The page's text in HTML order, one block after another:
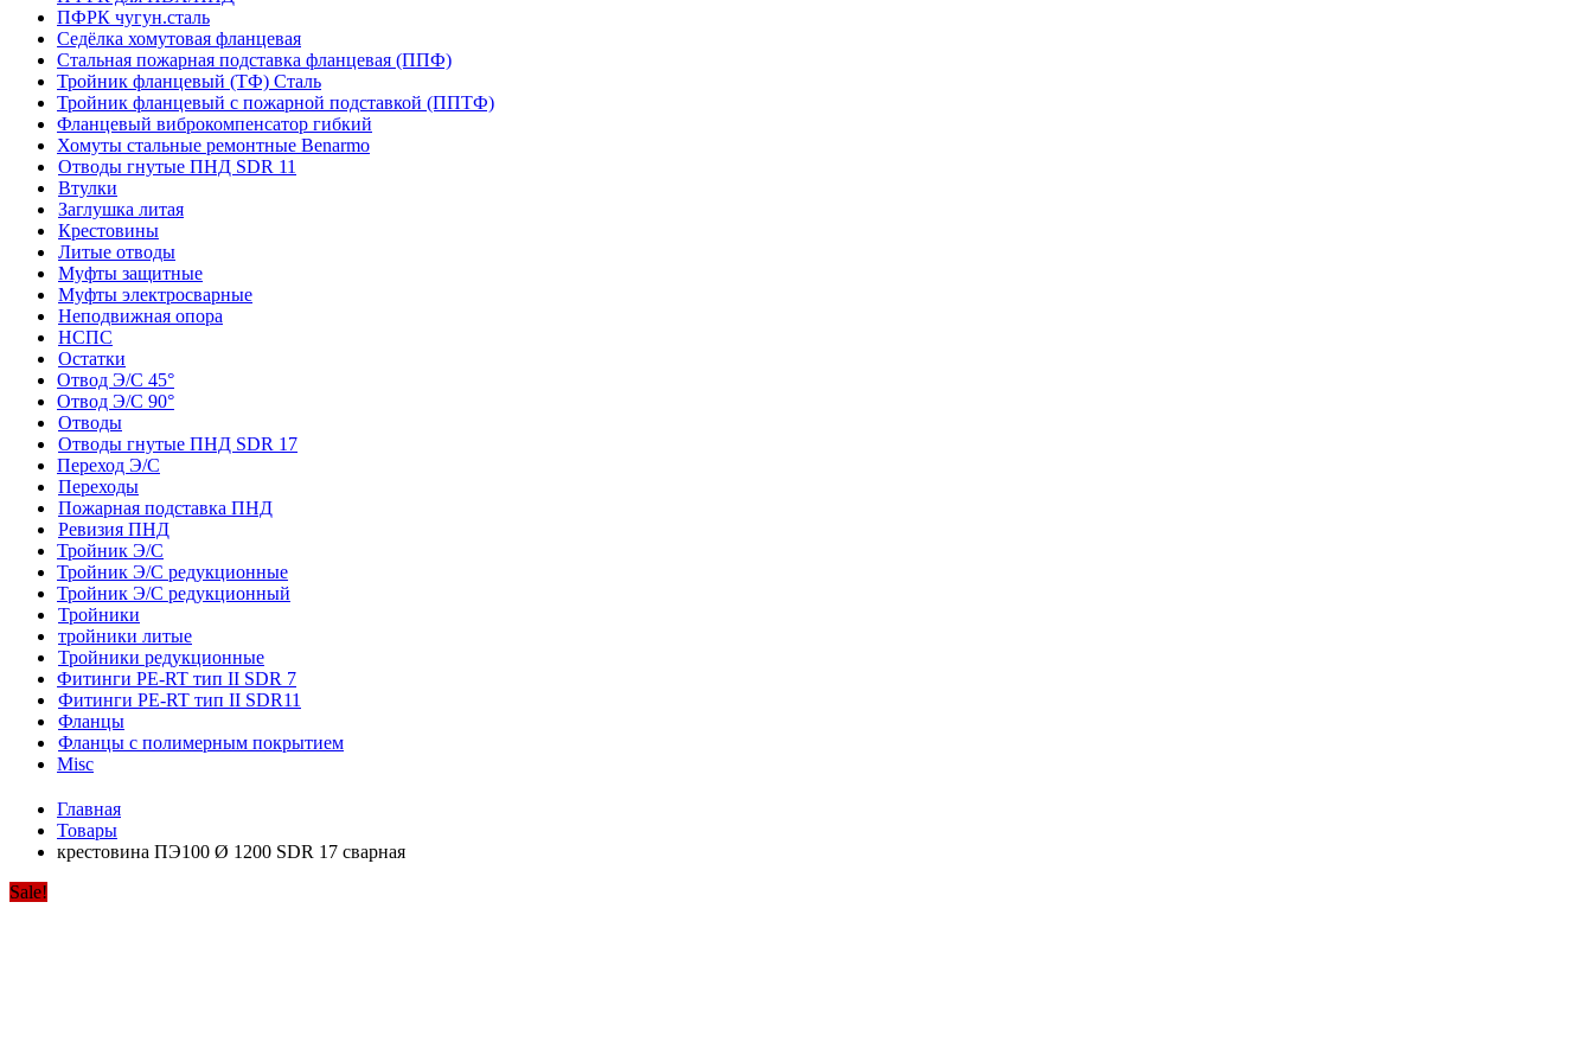
ПФРК чугун.сталь
Седёлка хомутовая фланцевая
Стальная пожарная подставка фланцевая (ППФ)
Тройник фланцевый (ТФ) Сталь
Тройник фланцевый с пожарной подставкой (ППТФ)
Фланцевый виброкомпенсатор гибкий
Хомуты стальные ремонтные Benarmo
Отводы гнутые ПНД SDR 11
Втулки
Заглушка литая
Крестовины
Литые отводы
Муфты защитные
Муфты электросварные
Неподвижная опора
НСПС
Остатки
Отвод Э/С 45°
Отвод Э/С 90°
Отводы
Отводы гнутые ПНД SDR 17
Переход Э/С
Переходы
Пожарная подставка ПНД
Ревизия ПНД
Тройник Э/С
Тройник Э/С редукционные
Тройник Э/С редукционный
Тройники
тройники литые
Тройники редукционные
Фитинги PE-RT тип II SDR 7
Фитинги PE-RT тип II SDR11
Фланцы
Фланцы с полимерным покрытием
Misc
Главная
Товары
крестовина ПЭ100 Ø 1200 SDR 17 сварная
Sale!